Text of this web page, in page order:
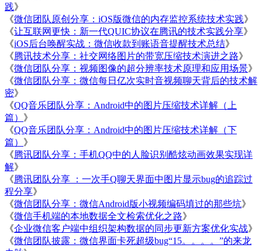
践》
《微信团队原创分享：iOS版微信的内存监控系统技术实践》
《让互联网更快：新一代QUIC协议在腾讯的技术实践分享》
《iOS后台唤醒实战：微信收款到账语音提醒技术总结》
《腾讯技术分享：社交网络图片的带宽压缩技术演进之路》
《微信团队分享：视频图像的超分辨率技术原理和应用场景》
《微信团队分享：微信每日亿次实时音视频聊天背后的技术解
密》
《QQ音乐团队分享：Android中的图片压缩技术详解（上
篇） 》
《QQ音乐团队分享：Android中的图片压缩技术详解（下
篇） 》
《腾讯团队分享：手机QQ中的人脸识别酷炫动画效果实现详
解》
《腾讯团队分享 ：一次手Q聊天界面中图片显示bug的追踪过
程分享》
《微信团队分享：微信Android版小视频编码填过的那些坑》
《微信手机端的本地数据全文检索优化之路》
《企业微信客户端中组织架构数据的同步更新方案优化实战》
《微信团队披露：微信界面卡死超级bug“15。。。。”的来龙